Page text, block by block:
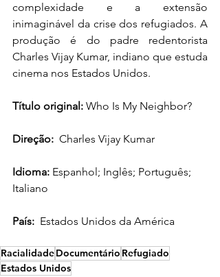
complexidade e a extensão
inimaginável da crise dos refugiados. A
produção é do padre redentorista
Charles Vijay Kumar, indiano que estuda
cinema nos Estados Unidos.
Título original: Who Is My Neighbor?
Direção: Charles Vijay Kumar
Idioma: Espanhol; Inglês; Português;
Italiano
País: Estados Unidos da América
RacialidadeDocumentário Refugiado
Estados Unidos